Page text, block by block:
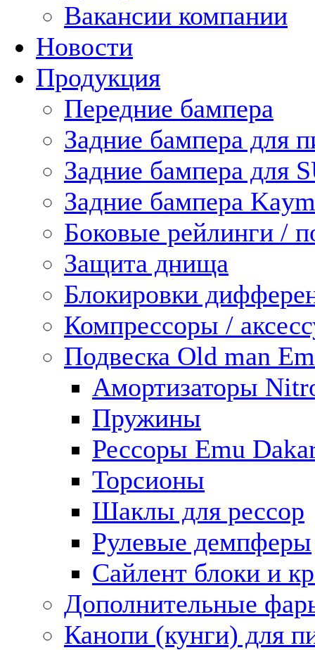
Вакансии компании
Новости
Продукция
Передние бампера
Задние бампера для
Задние бампера для
Задние бампера
Боковые рейлинги /
Защита днища
Блокировки
Компрессоры /
Подвеска Old man
Амортизаторы
Пружины
Рессоры Emu
Торсионы
Шаклы для рессор
Рулевые демпферы
Сайлент блоки и
Дополнительные
Канопи (кунги) для